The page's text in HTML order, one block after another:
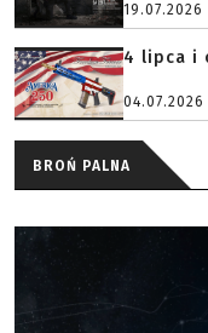
19.07.2026
4 lipca i
04.07.2026
BROŃ PALNA